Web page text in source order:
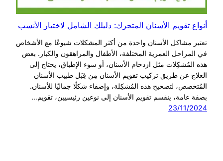
أنواع تقويم الأسنان المتحرك: دليلك الشامل لاختيار الأنسب
تعتبر مشاكل الأسنان واحدة من أكثر المشكلات شيوعًا مع الأشخاص
في المراحل العمرية المختلفة، الأطفال والمراهقون والكبار. بعض
هذه المُشكِلات مثل ازدحام الأسنان، أو سوء الإطباق، يحتاج إلى
العلاج عن طريق تركيب تقويم الأسنان مِن قِبَل طبيب الأسنان
المُتخصص، لتصحيح هذه المُشكِلة، وإضفاء شكلًا جماليًا للأسنان.
بصفة عامة، ينقسم تقويم الأسنان إلى نوعين رئيسيين، تقويم…
23/11/2024